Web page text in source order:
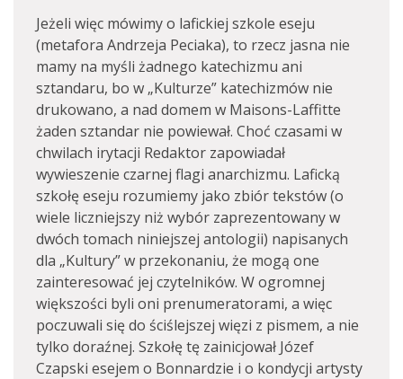
Jeżeli więc mówimy o lafickiej szkole eseju
(metafora Andrzeja Peciaka), to rzecz jasna nie
mamy na myśli żadnego katechizmu ani
sztandaru, bo w „Kulturze” katechizmów nie
drukowano, a nad domem w Maisons-Laffitte
żaden sztandar nie powiewał. Choć czasami w
chwilach irytacji Redaktor zapowiadał
wywieszenie czarnej flagi anarchizmu. Laficką
szkołę eseju rozumiemy jako zbiór tekstów (o
wiele liczniejszy niż wybór zaprezentowany w
dwóch tomach niniejszej antologii) napisanych
dla „Kultury” w przekonaniu, że mogą one
zainteresować jej czytelników. W ogromnej
większości byli oni prenumeratorami, a więc
poczuwali się do ściślejszej więzi z pismem, a nie
tylko doraźnej. Szkołę tę zainicjował Józef
Czapski esejem o Bonnardzie i o kondycji artysty